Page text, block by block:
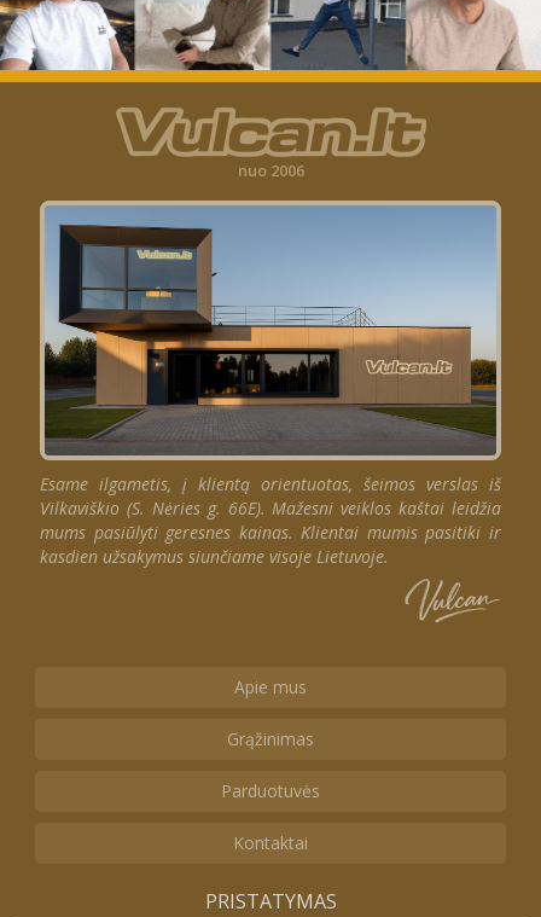
nuo 2006
Esame ilgametis, į klientą orientuotas, šeimos verslas iš
Vilkaviškio (S. Nėries g. 66E). Mažesni veiklos kaštai leidžia
mums pasiūlyti geresnes kainas. Klientai mumis pasitiki ir
kasdien užsakymus siunčiame visoje Lietuvoje.
Apie mus
Grąžinimas
Parduotuvės
Kontaktai
PRISTATYMAS